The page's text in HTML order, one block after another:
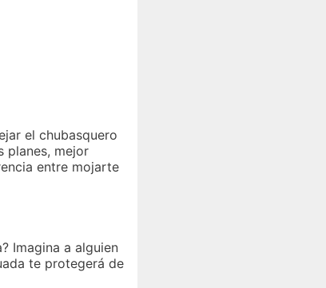
el chubasquero
planes, mejor
entre mojarte
Imagina a alguien
te protegerá de